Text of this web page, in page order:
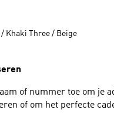
Khaki Three / Beige
of nummer toe om je
of om het perfecte